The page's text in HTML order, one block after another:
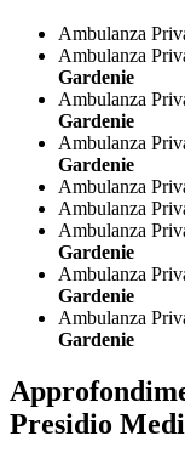
Ambulanza
Ambulanza
Gardenie
Ambulanza
Gardenie
Ambulanza
Gardenie
Ambulanza
Ambulanza
Ambulanza
Gardenie
Ambulanza
Gardenie
Ambulanza
Gardenie
Presidio